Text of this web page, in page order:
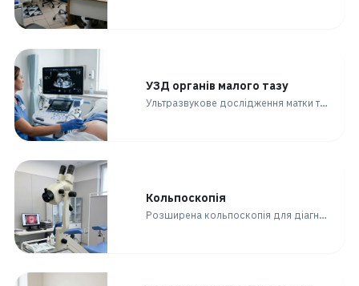
УЗД органів малого тазу
Ультразвукове дослідження матки та придатків для діагностики кіст, міом, запалень та вагітності.
Кольпоскопія
Розширена кольпоскопія для діагностики патологій шийки матки: ерозії, дисплазії, папіломавірусної інфекції.